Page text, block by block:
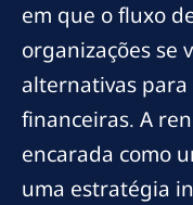
em que o fluxo
organizações se
alternativas
financeiras. A
encarada como
uma estratégia